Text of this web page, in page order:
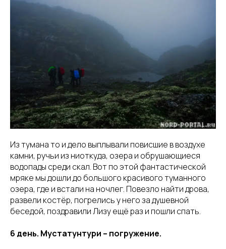
Из тумана то и дело выплывали повисшие в воздухе
камни, ручьи из ниоткуда, озера и обрушающиеся
водопады среди скал. Вот по этой фантастической
мряке мы дошли до большого красивого туманного
озера, где и встали на ночлег. Повезло найти дрова,
развели костёр, погрелись у него за душевной
беседой, поздравили Лизу ещё раз и пошли спать.
6 день. Мустатунтури – погружение.